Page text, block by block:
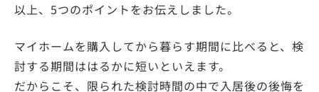
以上、5つのポイントをお伝えしました。
マイホームを購入してから暮らす期間に比べると、検
討する期間ははるかに短いといえます。
だからこそ、限られた検討時間の中で入居後の後悔を